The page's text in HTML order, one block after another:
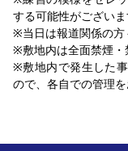
する可能性がござい
※当日は報道関係の方
※敷地内は全面禁煙・
※敷地内で発生した
ので、各自での管理